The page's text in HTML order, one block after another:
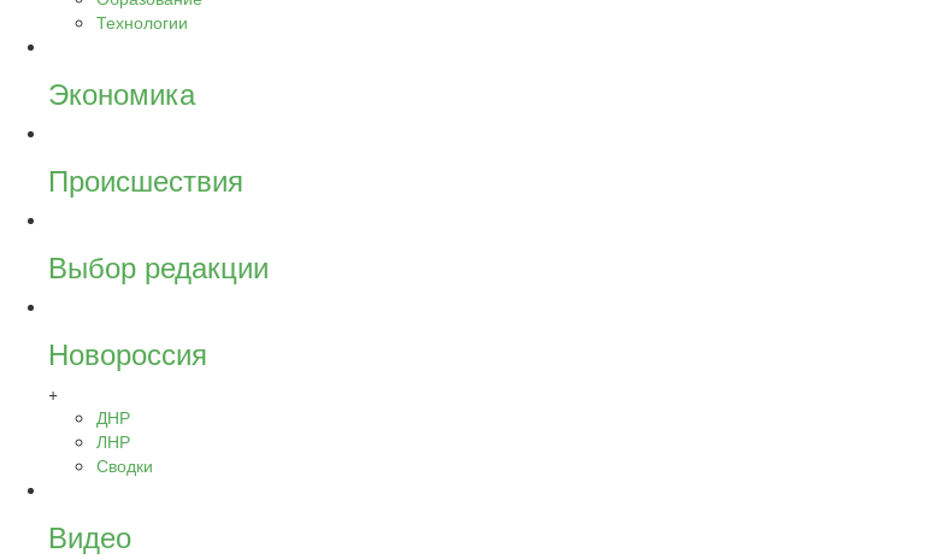
Технологии
Экономика
Происшествия
Выбор редакции
Новороссия
+
ДНР
ЛНР
Сводки
Видео